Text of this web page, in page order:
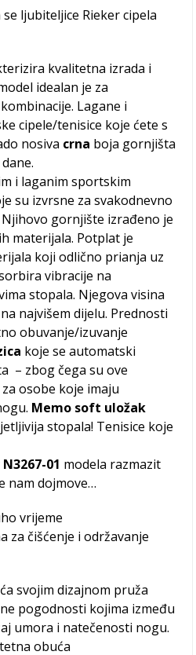
ljubiteljice Rieker cipela
kvalitetna izrada i
idealan je za
Lagane i
cipele/tenisice koje ćete s
nosiva crna boja gornjišta
i laganim sportskim
su izvrsne za svakodnevno
gornjište izrađeno je
materijala. Potplat je
koji odlično prianja uz
vibracije na
stopala. Njegova visina
na najvišem dijelu. Prednosti
obuvanje/izuvanje
koje se automatski
– zbog čega su ove
osobe koje imaju
Memo soft uložak
stopala! Tenisice koje
01 modela razmazit
nam dojmove…
vrijeme
za čišćenje i održavanje
svojim dizajnom pruža
pogodnosti kojima između
umora i natečenosti nogu.
obuća